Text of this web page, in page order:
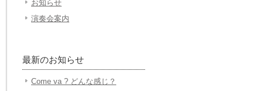
お知らせ
演奏会案内
最新のお知らせ
Come va ? どんな感じ？